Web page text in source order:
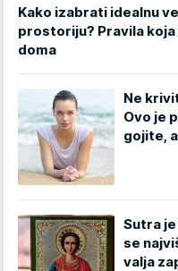
Kako izabrati idealnu
prostoriju? Pravila
doma
Ne
Ovo je
gojite,
Sutra
se
valja